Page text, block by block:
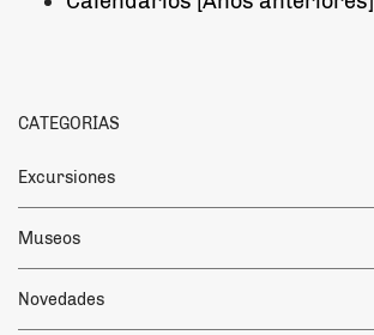
CATEGORÍAS
Excursiones
Museos
Novedades